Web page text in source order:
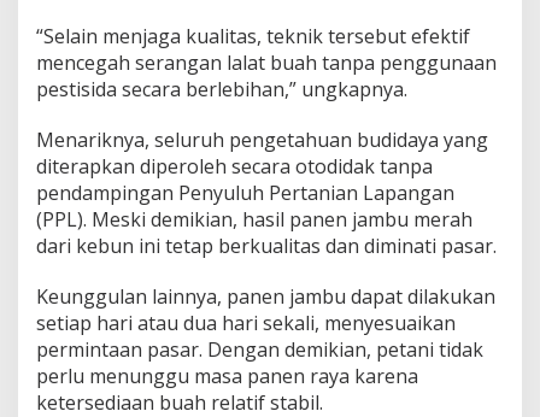
“Selain menjaga kualitas, teknik tersebut efektif
mencegah serangan lalat buah tanpa penggunaan
pestisida secara berlebihan,” ungkapnya.
Menariknya, seluruh pengetahuan budidaya yang
diterapkan diperoleh secara otodidak tanpa
pendampingan Penyuluh Pertanian Lapangan
(PPL). Meski demikian, hasil panen jambu merah
dari kebun ini tetap berkualitas dan diminati pasar.
Keunggulan lainnya, panen jambu dapat dilakukan
setiap hari atau dua hari sekali, menyesuaikan
permintaan pasar. Dengan demikian, petani tidak
perlu menunggu masa panen raya karena
ketersediaan buah relatif stabil.